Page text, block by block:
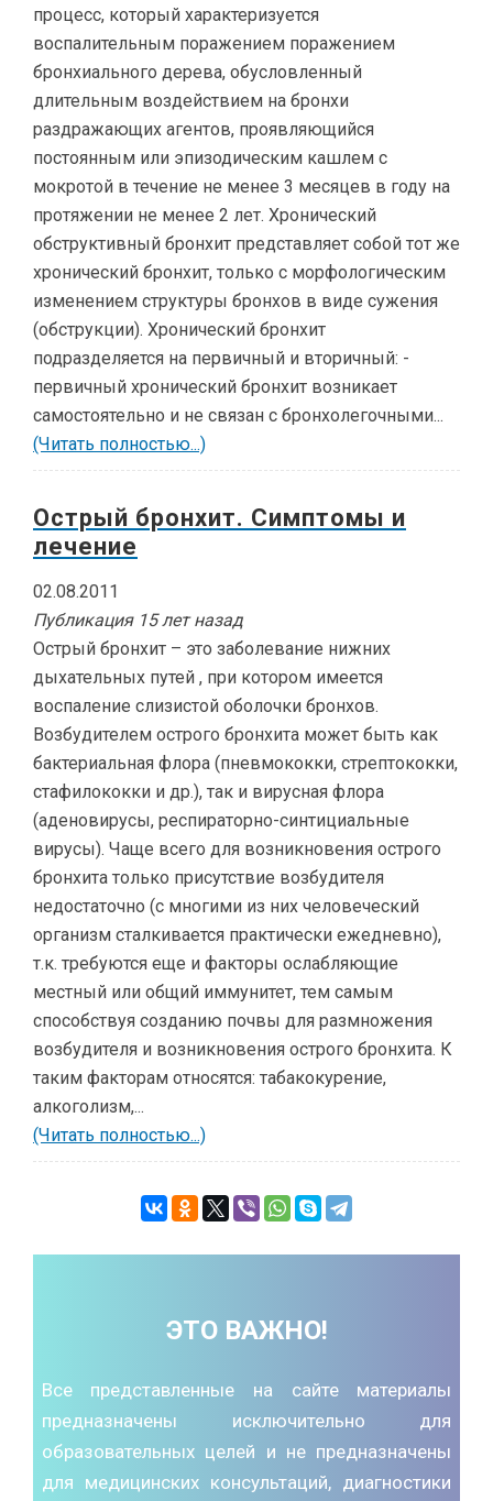
процесс, который характеризуется
воспалительным поражением поражением
бронхиального дерева, обусловленный
длительным воздействием на бронхи
раздражающих агентов, проявляющийся
постоянным или эпизодическим кашлем с
мокротой в течение не менее 3 месяцев в году на
протяжении не менее 2 лет. Хронический
обструктивный бронхит представляет собой тот же
хронический бронхит, только с морфологическим
изменением структуры бронхов в виде сужения
(обструкции). Хронический бронхит
подразделяется на первичный и вторичный: -
первичный хронический бронхит возникает
самостоятельно и не связан с бронхолегочными...
(Читать полностью...)
Острый бронхит. Симптомы и
лечение
02.08.2011
Публикация 15 лет назад
Острый бронхит – это заболевание нижних
дыхательных путей , при котором имеется
воспаление слизистой оболочки бронхов.
Возбудителем острого бронхита может быть как
бактериальная флора (пневмококки, стрептококки,
стафилококки и др.), так и вирусная флора
(аденовирусы, респираторно-синтициальные
вирусы). Чаще всего для возникновения острого
бронхита только присутствие возбудителя
недостаточно (с многими из них человеческий
организм сталкивается практически ежедневно),
т.к. требуются еще и факторы ослабляющие
местный или общий иммунитет, тем самым
способствуя созданию почвы для размножения
возбудителя и возникновения острого бронхита. К
таким факторам относятся: табакокурение,
алкоголизм,...
(Читать полностью...)
ЭТО ВАЖНО!
Все представленные на сайте материалы
предназначены исключительно для
образовательных целей и не предназначены
для медицинских консультаций, диагностики